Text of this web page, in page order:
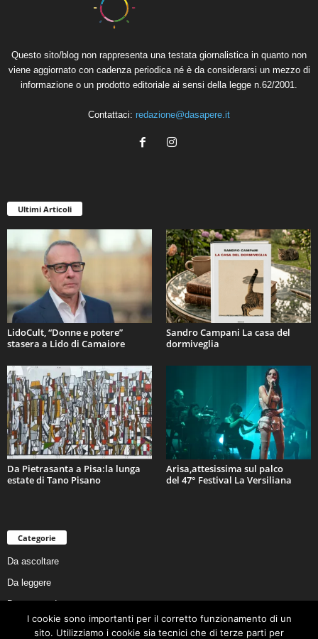
Questo sito/blog non rappresenta una testata giornalistica in quanto non
viene aggiornato con cadenza periodica né è da considerarsi un mezzo di
informazione o un prodotto editoriale ai sensi della legge n.62/2001.
Contattaci: redazione@dasapere.it
Ultimi Articoli
LidoCult, “Donne e potere”
stasera a Lido di Camaiore
Sandro Campani La casa del
dormiveglia
Da Pietrasanta a Pisa:la lunga
estate di Tano Pisano
Arisa,attesissima sul palco
del 47° Festival La Versiliana
Categorie
Da ascoltare
Da leggere
Da non perdere
Da conoscere
I cookie sono importanti per il corretto funzionamento di un
sito. Utilizziamo i cookie sia tecnici che di terze parti per